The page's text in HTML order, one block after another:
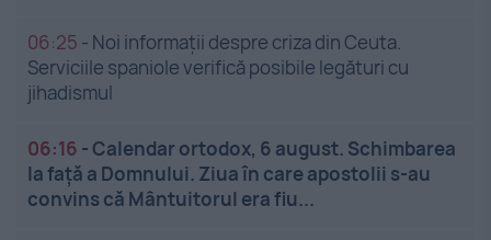
06:25 - Noi informații despre criza din Ceuta.
Serviciile spaniole verifică posibile legături cu
jihadismul
06:16 -Calendar ortodox, 6 august. Schimbarea
la față a Domnului. Ziua în care apostolii s-au
convins că Mântuitorul era fiu...